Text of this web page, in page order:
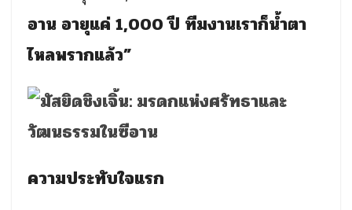
อาน อายุแค่ 1,000 ปี ทีมงานเราก็น้ำตา
ไหลพรากแล้ว”
ความประทับใจแรก